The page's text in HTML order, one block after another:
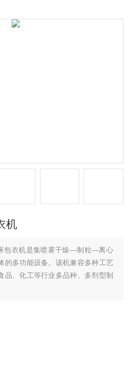
机
包衣机是集喷雾干燥—制粒—离心
多功能设备。该机兼容多种工艺
品、化工等行业多品种、多剂型制